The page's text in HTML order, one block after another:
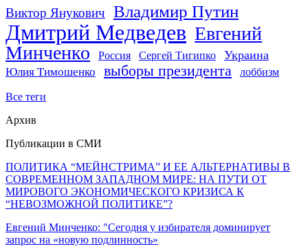
Виктор Янукович Владимир Путин
Дмитрий Медведев Евгений
Минченко
Россия Сергей Тигипко Украина
Юлия Тимошенко выборы президента лоббизм
Все теги
Архив
Публикации в СМИ
ПОЛИТИКА “МЕЙНСТРИМА” И ЕЕ АЛЬТЕРНАТИВЫ В
СОВРЕМЕННОМ ЗАПАДНОМ МИРЕ: НА ПУТИ ОТ
МИРОВОГО ЭКОНОМИЧЕСКОГО КРИЗИСА К
“НЕВОЗМОЖНОЙ ПОЛИТИКЕ”?
Евгений Минченко: "Сегодня у избирателя доминирует
запрос на «новую подлинность»